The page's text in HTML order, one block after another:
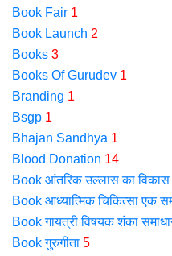
Book Fair 1
Book Launch 2
Books 3
Books Of Gurudev 1
Branding 1
Bsgp 1
Bhajan Sandhya 1
Blood Donation 14
Book आंतरिक उल्लास का विकास
Book आध्यात्मिक चिकित्सा एक
Book गायत्री विषयक शंका
Book गुरुगीता 5